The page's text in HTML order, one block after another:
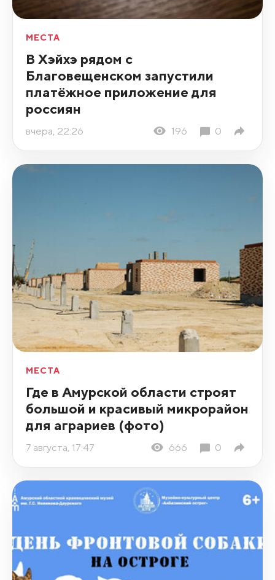
МЕСТА
В Хэйхэ рядом с
Благовещенском запустили
платёжное приложение для
россиян
вчера, 22:26 196 0
МЕСТА
Где в Амурской области строят
большой и красивый микрорайон
для аграриев (фото)
7 августа, 17:47 666 0